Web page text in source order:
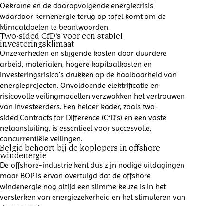
Oekraïne en de daaropvolgende energiecrisis
waardoor kernenergie terug op tafel komt om de
klimaatdoelen te beantwoorden.
Two-sided CfD’s voor een stabiel
investeringsklimaat
Onzekerheden en stijgende kosten door duurdere
arbeid, materialen, hogere kapitaalkosten en
investeringsrisico’s drukken op de haalbaarheid van
energieprojecten. Onvoldoende elektrificatie en
risicovolle veilingmodellen verzwakken het vertrouwen
van investeerders. Een helder kader, zoals two-
sided Contracts for Difference (CfD’s) en een vaste
netaansluiting, is essentieel voor succesvolle,
concurrentiële veilingen.
België behoort bij de koplopers in offshore
windenergie
De offshore-industrie kent dus zijn nodige uitdagingen
maar BOP is ervan overtuigd dat de offshore
windenergie nog altijd een slimme keuze is in het
versterken van energiezekerheid en het stimuleren van